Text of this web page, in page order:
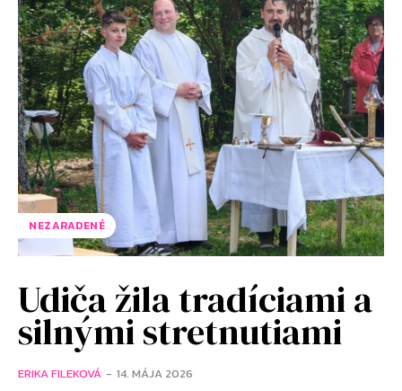
NEZARADENÉ
Udiča žila tradíciami a
silnými stretnutiami
ERIKA FILEKOVÁ - 14. MÁJA 2026